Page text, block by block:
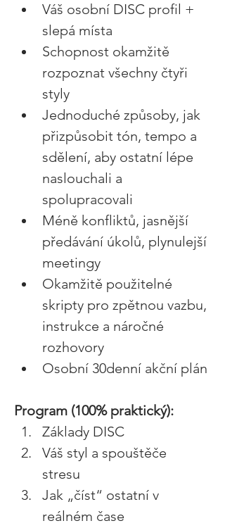
Váš osobní DISC profil +
slepá místa
Schopnost okamžitě
rozpoznat všechny čtyři
styly
Jednoduché způsoby, jak
přizpůsobit tón, tempo a
sdělení, aby ostatní lépe
naslouchali a
spolupracovali
Méně konfliktů, jasnější
předávání úkolů, plynulejší
meetingy
Okamžitě použitelné
skripty pro zpětnou vazbu,
instrukce a náročné
rozhovory
Osobní 30denní akční plán
Program (100% praktický):
Základy DISC
Váš styl a spouštěče
stresu
Jak „číst“ ostatní v
reálném čase